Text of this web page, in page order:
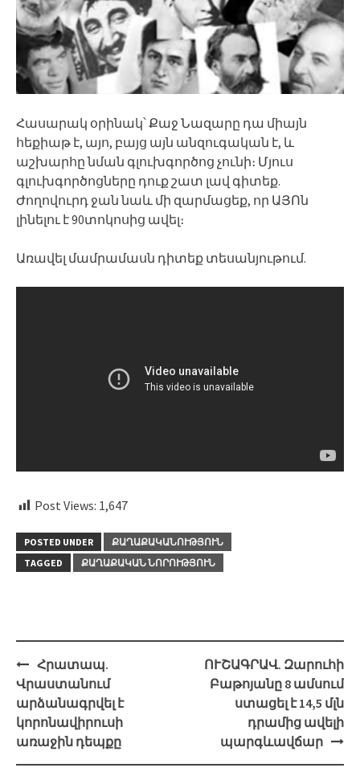
Հասարակ օրինակ՝ Քաջ Նազարը դա միայն
հեքիաթ է, այո, բայց այն անզուգական է, և
աշխարհը նման գլուխգործոց չունի։ Մյուս
գլուխգործոցները դուք շատ լավ գիտեք.
Ժողովուրդ ջան նաև մի զարմացեք, որ ԱՅՈն
լինելու է 90տոկոսից ավել։
Առավել մամրամասն դիտեք տեսանյութում.
Post Views: 1,647
POSTED UNDER
ՔԱՂԱՔԱԿԱՆՈՒԹՅՈՒՆ
TAGGED
ՔԱՂԱՔԱԿԱՆ ՆՈՐՈՒԹՅՈՒՆ
Post
navigation
Հրատապ.
Վրաստանում
արձանագրվել է
կորոնավիրուսի
առաջին դեպքը
ՈՒՇԱԳՐԱՎ. Զարուհի
Բաթոյանը 8 ամսում
ստացել է 14,5 մլն
դրամից ավելի
պարգևավճար